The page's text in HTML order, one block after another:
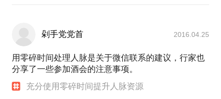
剁手党党首 2016.04.25
用零碎时间处理人脉是关于微信联系的建议，行家也
分享了一些参加酒会的注意事项。
充分使用零碎时间提升人脉资源